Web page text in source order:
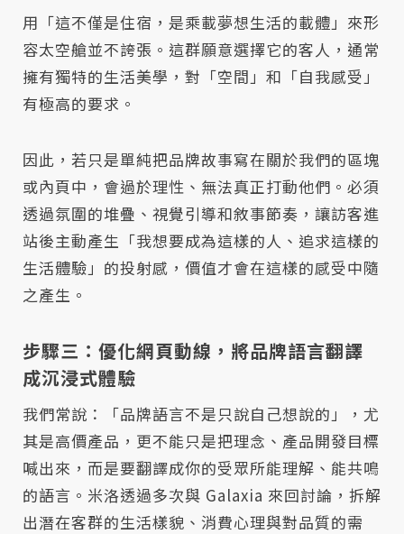
用「這不僅是住宿，是乘載夢想生活的載體」來形
容太空艙並不誇張。這群願意選擇它的客人，通常
擁有獨特的生活美學，對「空間」和「自我感受」
有極高的要求。
因此，若只是單純把品牌故事寫在關於我們的區塊
或內頁中，會過於理性、無法真正打動他們。必須
透過氛圍的堆疊、視覺引導和敘事節奏，讓訪客進
站後主動產生「我想要成為這樣的人、追求這樣的
生活體驗」的投射感，價值才會在這樣的感受中隨
之產生。
步驟三：優化網頁動線，將品牌語言翻譯
成沉浸式體驗
我們常說：「品牌語言不是只說自己想說的」，尤
其是高價產品，更不能只是把理念、產品開發目標
喊出來，而是要翻譯成你的受眾所能理解、能共鳴
的語言。米洛透過多次與 Galaxia 來回討論，拆解
出潛在客群的生活樣貌、消費心理與對品質的需